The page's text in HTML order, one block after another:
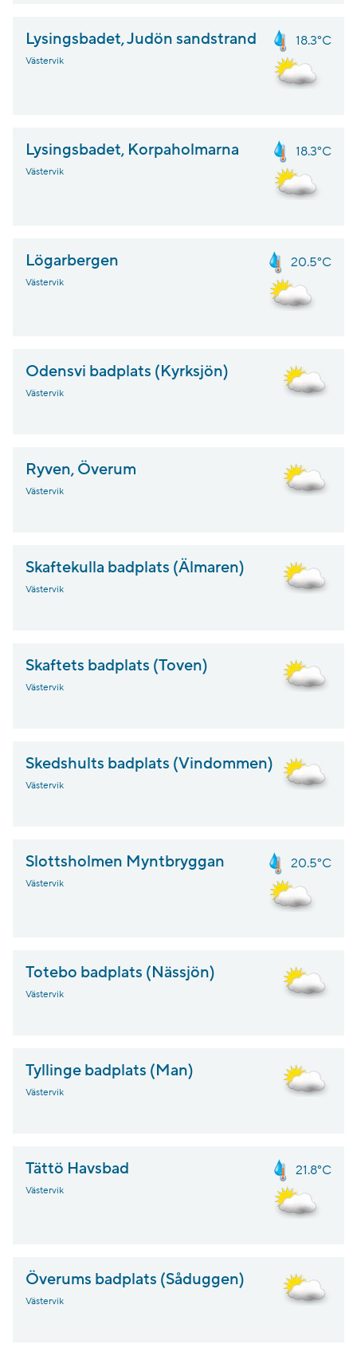
Lysingsbadet, Judön sandstrand
Västervik
18.3°C
Lysingsbadet, Korpaholmarna
Västervik
18.3°C
Lögarbergen
Västervik
20.5°C
Odensvi badplats (Kyrksjön)
Västervik
Ryven, Överum
Västervik
Skaftekulla badplats (Älmaren)
Västervik
Skaftets badplats (Toven)
Västervik
Skedshults badplats (Vindommen)
Västervik
Slottsholmen Myntbryggan
Västervik
20.5°C
Totebo badplats (Nässjön)
Västervik
Tyllinge badplats (Man)
Västervik
Tättö Havsbad
Västervik
21.8°C
Överums badplats (Såduggen)
Västervik